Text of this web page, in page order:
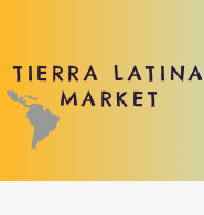
TIERRA LATINA
MARKET